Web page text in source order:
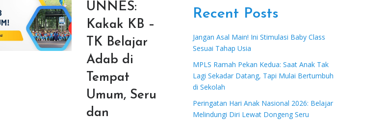
UNNES:
Kakak KB –
TK Belajar
Adab di
Tempat
Umum, Seru
dan
Recent Posts
Jangan Asal Main! Ini Stimulasi Baby Class
Sesuai Tahap Usia
MPLS Ramah Pekan Kedua: Saat Anak Tak
Lagi Sekadar Datang, Tapi Mulai Bertumbuh
di Sekolah
Peringatan Hari Anak Nasional 2026: Belajar
Melindungi Diri Lewat Dongeng Seru